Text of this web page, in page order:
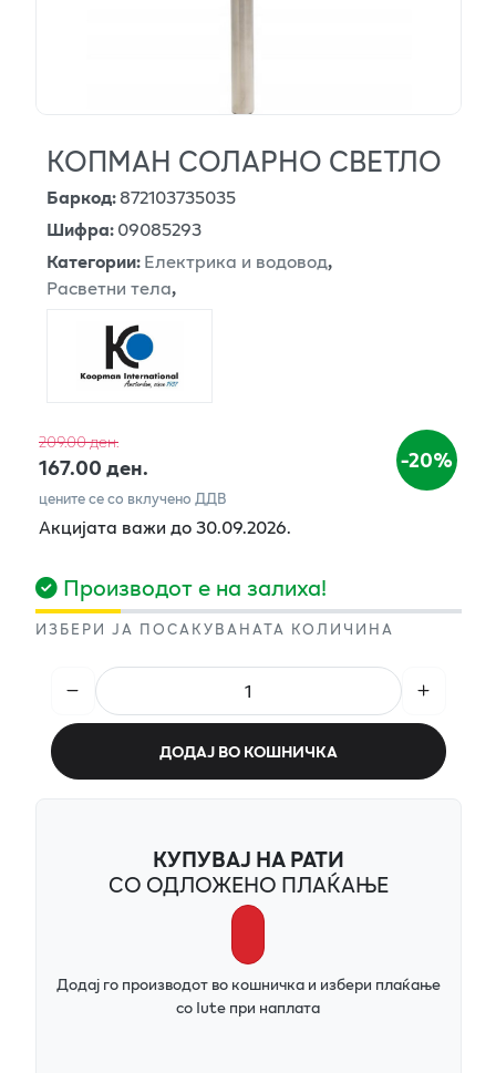
КОПМАН СОЛАРНО СВЕТЛО
Баркод:872103735035
Шифра:09085293
Категории:Електрика и водовод,
Расветни тела,
209.00 ден.
167.00 ден. -20%
цените се со вклучено ДДВ
Акцијата важи до 30.09.2026.
Производот е на залиха!
ИЗБЕРИ ЈА ПОСАКУВАНАТА КОЛИЧИНА
ДОДАЈ ВО КОШНИЧКА
КУПУВАЈ НА РАТИ
СО ОДЛОЖЕНО ПЛАЌАЊЕ
Додај го производот во кошничка и избери плаќање
со Iute при наплата